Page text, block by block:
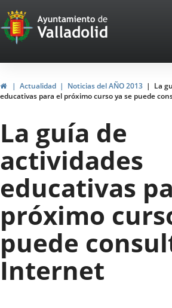
Portal
Web
del
Ayuntamiento
de
Valladolid
HomeActualidad Noticias del AÑO 2013
La
educativas para el próximo curso ya se puede
La guía de
actividades
educativas
próximo
puede
Internet